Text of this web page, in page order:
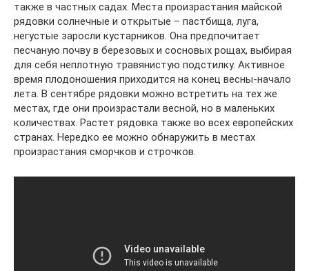
также в частных садах. Места произрастания майской
рядовки солнечные и открытые – пастбища, луга,
негустые заросли кустарников. Она предпочитает
песчаную почву в березовых и сосновых рощах, выбирая
для себя неплотную травянистую подстилку. Активное
время плодоношения приходится на конец весны-начало
лета. В сентябре рядовки можно встретить на тех же
местах, где они произрастали весной, но в маленьких
количествах. Растет рядовка также во всех европейских
странах. Нередко ее можно обнаружить в местах
произрастания сморчков и строчков.